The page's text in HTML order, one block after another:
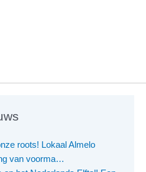
roots! Lokaal Almelo
van voorma…